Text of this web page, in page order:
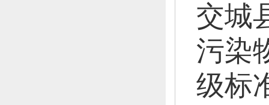
交城
污染
级标